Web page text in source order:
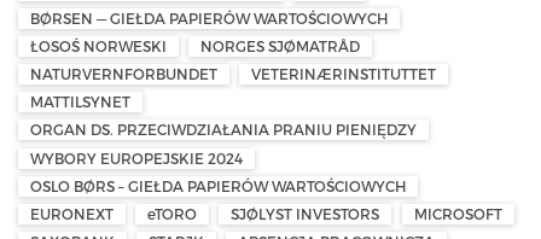
BØRSEN — GIEŁDA PAPIERÓW WARTOŚCIOWYCH
ŁOSOŚ NORWESKI
NORGES SJØMATRÅD
NATURVERNFORBUNDET
VETERINÆRINSTITUTTET
MATTILSYNET
ORGAN DS. PRZECIWDZIAŁANIA PRANIU PIENIĘDZY
WYBORY EUROPEJSKIE 2024
OSLO BØRS – GIEŁDA PAPIERÓW WARTOŚCIOWYCH
EURONEXT
eTORO SJØLYST INVESTORS
MICROSOFT